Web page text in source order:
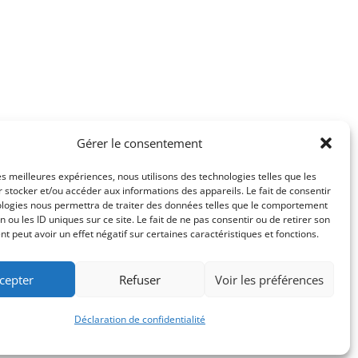
Gérer le consentement
meilleures expériences, nous utilisons des technologies telles que les
stocker et/ou accéder aux informations des appareils. Le fait de consentir
nous permettra de traiter des données telles que le comportement
ou les ID uniques sur ce site. Le fait de ne pas consentir ou de retirer son
peut avoir un effet négatif sur certaines caractéristiques et fonctions.
Refuser Voir les préférences
Déclaration de confidentialité
Mentions légales